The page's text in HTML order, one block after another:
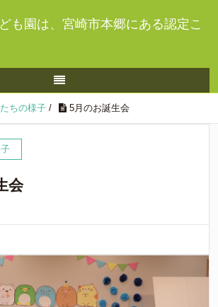
も園は、宮崎市本郷にある認定こ
ちの様子 / 5月のお誕生会
会